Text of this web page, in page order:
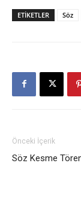
ETIKETLER Söz
Önceki İçerik
Söz Kesme